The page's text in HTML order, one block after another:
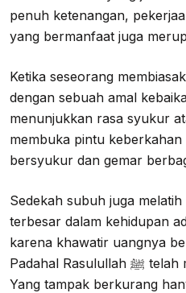
penuh ketenangan,
yang bermanfaat juga
Ketika seseorang
dengan sebuah amal
menunjukkan rasa syukur
membuka pintu
bersyukur dan gemar
Sedekah subuh juga
terbesar dalam kehidupan
karena khawatir uangnya
Padahal Rasulullah ﷺ telah menegaskan bahwa harta tidak akan berkurang karena sedekah.
Yang tampak berkurang